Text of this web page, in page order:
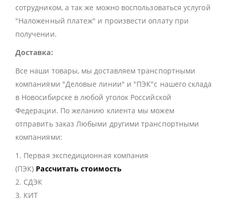
сотрудником, а так же можно воспользоваться услугой
"Наложенный платеж" и произвести оплату при
получении.
Доставка:
Все наши товары, мы доставляем транспортными
компаниями "Деловые линии" и "ПЭК"с нашего склада
в Новосибирске в любой уголок Российской
Федерации. По желанию клиента мы можем
отправить заказ Любыми другими транспортными
компаниями:
1. Первая экспедиционная компания
(ПЭК) Рассчитать стоимость
2. СДЭК
3. КИТ